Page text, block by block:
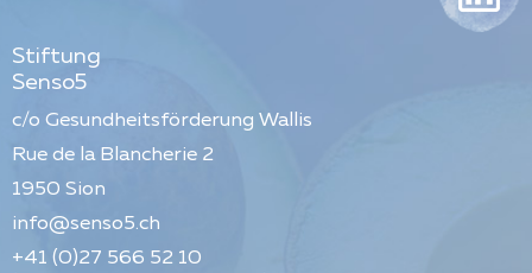
Stiftung
Senso5
c/o Gesundheitsförderung Wallis
Rue de la Blancherie 2
1950 Sion
info@senso5.ch
+41 (0)27 566 52 10